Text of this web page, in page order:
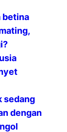
betina
sedang
dengan